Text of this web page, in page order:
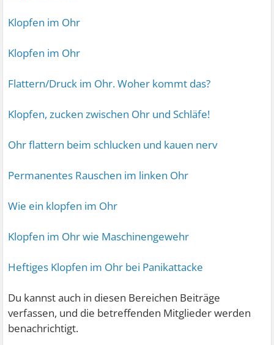
Klopfen im Ohr
Klopfen im Ohr
Flattern/Druck im Ohr. Woher kommt das?
Klopfen, zucken zwischen Ohr und Schläfe!
Ohr flattern beim schlucken und kauen nerv
Permanentes Rauschen im linken Ohr
Wie ein klopfen im Ohr
Klopfen im Ohr wie Maschinengewehr
Heftiges Klopfen im Ohr bei Panikattacke
Du kannst auch in diesen Bereichen Beiträge
verfassen, und die betreffenden Mitglieder werden
benachrichtigt.